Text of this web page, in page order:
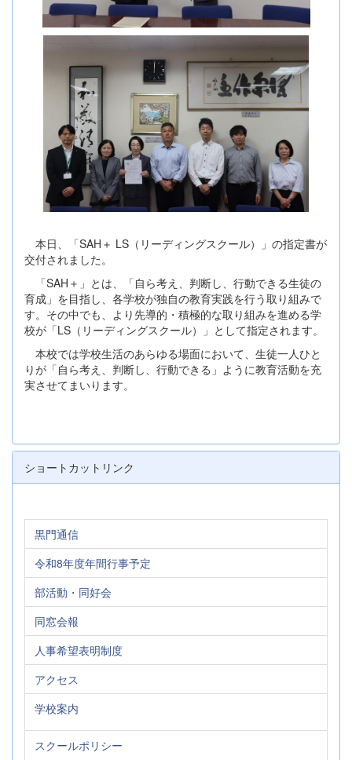
本日、「SAH＋ LS（リーディングスクール）」の指定書が
交付されました。
「SAH＋」とは、「自ら考え、判断し、行動できる生徒の
育成」を目指し、各学校が独自の教育実践を行う取り組みで
す。その中でも、より先導的・積極的な取り組みを進める学
校が「LS（リーディングスクール）」として指定されます。
本校では学校生活のあらゆる場面において、生徒一人ひと
りが「自ら考え、判断し、行動できる」ように教育活動を充
実させてまいります。
ショートカットリンク
黒門通信
令和8年度年間行事予定
部活動・同好会
同窓会報
人事希望表明制度
アクセス
学校案内
スクールポリシー